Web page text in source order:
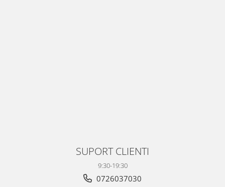
SUPORT CLIENTI
9:30-19:30
0726037030